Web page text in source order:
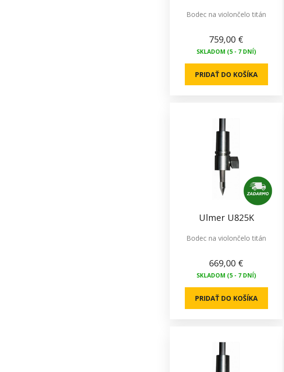
Bodec na violončelo titán
759,00 €
SKLADOM (5 - 7 DNÍ)
PRIDAŤ DO KOŠÍKA
Ulmer U825K
Bodec na violončelo titán
669,00 €
SKLADOM (5 - 7 DNÍ)
PRIDAŤ DO KOŠÍKA